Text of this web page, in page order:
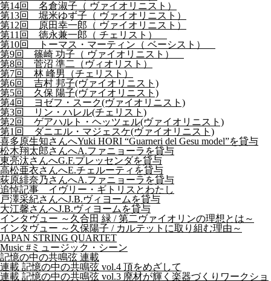
第14回 名倉淑子（ ヴァイオリニスト）
第13回 堀米ゆず子（ ヴァイオリニスト）
第12回 原田幸一郎（ ヴァイオリニスト）
第11回 徳永兼一郎（ チェリスト）
第10回 トーマス・マーティン（ ベーシスト）
第9回 篠崎 功子（ ヴァイオリニスト）
第8回 菅沼 準二（ヴィオリスト）
第7回 林 峰男（チェリスト）
第6回 吉村 邦子(ヴァイオリニスト)
第5回 久保 陽子(ヴァイオリニスト)
第4回 ヨゼフ・スーク(ヴァイオリニスト)
第3回 リン・ハレル(チェリスト)
第2回 ゲアハルト・ヘッツェル(ヴァイオリニスト)
第1回 ダニエル・マジェスケ(ヴァイオリニスト)
喜多原生知さんへYuki HORI “Guarneri del Gesu model”を貸与
松木翔太郎さんへA.ファニョーラを貸与
東亮汰さんへG.F.プレッセンダを貸与
高松亜衣さんへE.チェルーティを貸与
荻原緋奈乃さんへA.ファニョーラを貸与
追悼記事 イヴリー・ギトリスとわたし
戸澤采紀さんへJ.B.ヴィヨームを貸与
大江馨さんへJ.B.ヴィヨームを貸与
インタヴュー ～久合田 緑 / 第二ヴァイオリンの理想とは～
インタヴュー ～久保陽子 / カルテットに取り組む理由～
JAPAN STRING QUARTET
Music #ミュージック・シーン
記憶の中の共鳴弦 連載
連載 記憶の中の共鳴弦 vol.4 頂をめざして
連載 記憶の中の共鳴弦 vol.3 廃材が輝く楽器づくりワークショ